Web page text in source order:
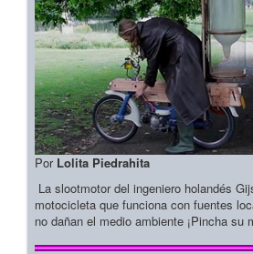
Por Lolita Piedrahita
La slootmotor del ingeniero holandés
motocicleta que funciona con fuentes
no dañan el medio ambiente ¡Pincha su